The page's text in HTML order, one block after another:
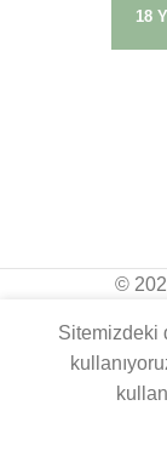
18
©
Sitemizdeki